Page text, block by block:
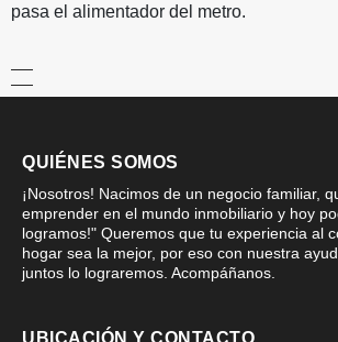
pasa el alimentador del metro.
QUIÉNES SOMOS
¡Nosotros! Nacimos de un negocio familiar,
emprender en el mundo inmobiliario y hoy
logramos!" Queremos que tu experiencia al
hogar sea la mejor, por eso con nuestra
juntos lo lograremos. Acompáñanos.